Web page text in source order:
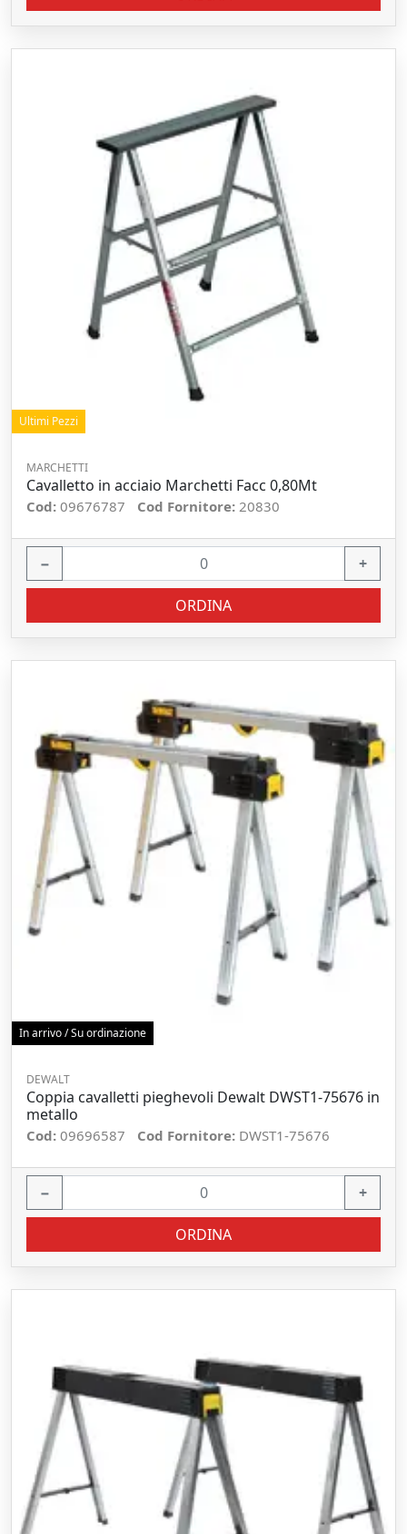
Ultimi Pezzi
MARCHETTI
Cavalletto in acciaio Marchetti Facc 0,80Mt
Cod: 09676787 Cod Fornitore: 20830
− +
ORDINA
In arrivo / Su ordinazione
DEWALT
Coppia cavalletti pieghevoli Dewalt DWST1-75676 in
metallo
Cod: 09696587 Cod Fornitore: DWST1-75676
− +
ORDINA